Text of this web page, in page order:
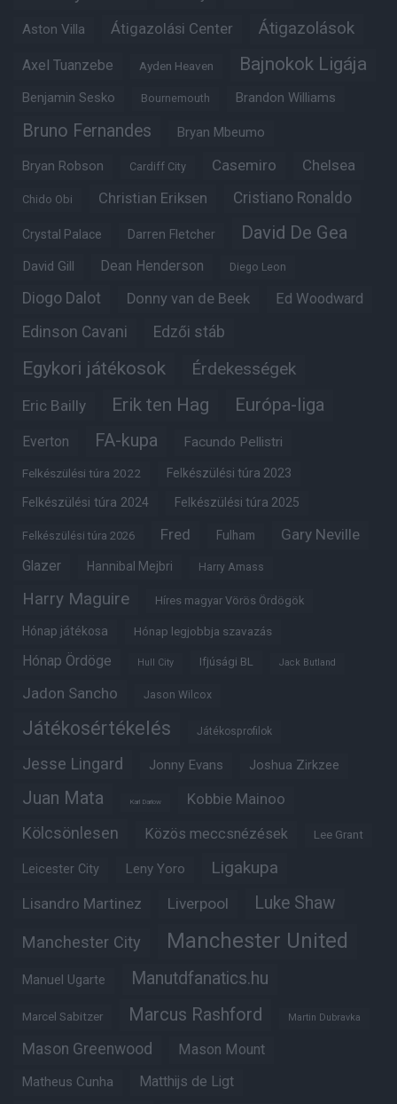
Aston Villa Átigazolási Center Átigazolások
Axel Tuanzebe Ayden Heaven Bajnokok Ligája
Benjamin Sesko Bournemouth Brandon Williams
Bruno Fernandes Bryan Mbeumo
Bryan Robson Cardiff City Casemiro Chelsea
Chido Obi Christian Eriksen Cristiano Ronaldo
Crystal Palace Darren Fletcher David De Gea
David Gill Dean Henderson Diego Leon
Diogo Dalot Donny van de Beek Ed Woodward
Edinson Cavani Edzői stáb
Egykori játékosok Érdekességek
Eric Bailly Erik ten Hag Európa-liga
Everton FA-kupa Facundo Pellistri
Felkészülési túra 2022 Felkészülési túra 2023
Felkészülési túra 2024 Felkészülési túra 2025
Felkészülési túra 2026 Fred Fulham Gary Neville
Glazer Hannibal Mejbri Harry Amass
Harry Maguire Híres magyar Vörös Ördögök
Hónap játékosa Hónap legjobbja szavazás
Hónap Ördöge Hull City Ifjúsági BL Jack Butland
Jadon Sancho Jason Wilcox
Játékosértékelés Játékosprofilok
Jesse Lingard Jonny Evans Joshua Zirkzee
Juan Mata Karl Darlow Kobbie Mainoo
Kölcsönlesen Közös meccsnézések Lee Grant
Leicester City Leny Yoro Ligakupa
Lisandro Martinez Liverpool Luke Shaw
Manchester City Manchester United
Manuel Ugarte Manutdfanatics.hu
Marcel Sabitzer Marcus Rashford Martin Dubravka
Mason Greenwood Mason Mount
Matheus Cunha Matthijs de Ligt